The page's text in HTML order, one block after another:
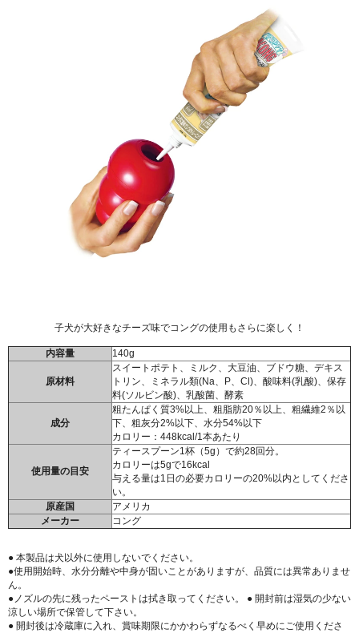
子犬が大好きなチーズ味でコングの使用もさらに楽しく！
内容量 140g
原材料
スイートポテト、ミルク、大豆油、ブドウ糖、デキス
トリン、ミネラル類(Na、P、Cl)、酸味料(乳酸)、保存
料(ソルビン酸)、乳酸菌、酵素
成分
粗たんぱく質3%以上、粗脂肪20％以上、粗繊維2％以
下、粗灰分2%以下、水分54%以下
カロリー：448kcal/1本あたり
使用量の目安
ティースプーン1杯（5g）で約28回分。
カロリーは5gで16kcal
与える量は1日の必要カロリーの20%以内としてくださ
い。
原産国
アメリカ
メーカー
コング
● 本製品は犬以外に使用しないでください。
●使用開始時、水分分離や中身が固いことがありますが、品質には異常ありませ
ん。
●ノズルの先に残ったペーストは拭き取ってください。 ● 開封前は湿気の少ない
涼しい場所で保管して下さい。
● 開封後は冷蔵庫に入れ、賞味期限にかかわらずなるべく早めにご使用くださ